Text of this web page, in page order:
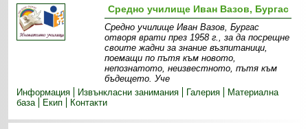
Средно училище Иван Вазов, Бургас
Средно училище Иван Вазов, Бургас
отворя врати през 1958 г., за да посрещне
своите жадни за знание възпитаници,
поемащи по пътя към новото,
непознатото, неизвестното, пътя към
бъдещето. Уче
Информация
Извънкласни зaнимания Галерия
Материална
база
Екип Контакти